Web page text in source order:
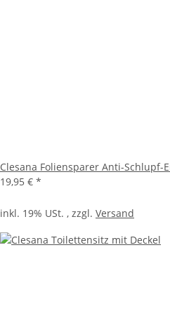
Clesana Foliensparer Anti-Schlupf-
19,95 € *
inkl. 19% USt. , zzgl. Versand